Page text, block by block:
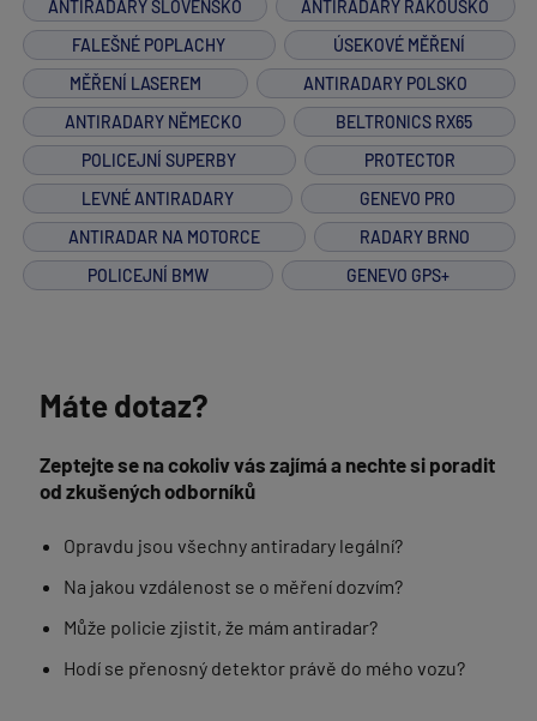
ANTIRADARY SLOVENSKO
ANTIRADARY RAKOUSKO
FALEŠNÉ POPLACHY
ÚSEKOVÉ MĚŘENÍ
MĚŘENÍ LASEREM
ANTIRADARY POLSKO
ANTIRADARY NĚMECKO
BELTRONICS RX65
POLICEJNÍ SUPERBY
PROTECTOR
LEVNÉ ANTIRADARY
GENEVO PRO
ANTIRADAR NA MOTORCE
RADARY BRNO
POLICEJNÍ BMW
GENEVO GPS+
Máte dotaz?
Zeptejte se na cokoliv vás zajímá a nechte si poradit
od zkušených odborníků
Opravdu jsou všechny antiradary legální?
Na jakou vzdálenost se o měření dozvím?
Může policie zjistit, že mám antiradar?
Hodí se přenosný detektor právě do mého vozu?